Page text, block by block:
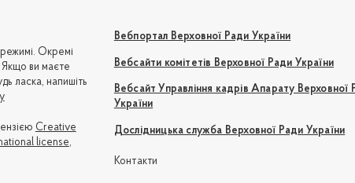
Вебпортал Верховної Ради України
Вебсайти комітетів Верховної Ради України
Вебсайт Управління кадрів Апарату Верховної
України
Дослідницька служба Верховної Ради України
Контакти
Окремі
Якщо ви маєте
ласка, напишіть
Creative
license,